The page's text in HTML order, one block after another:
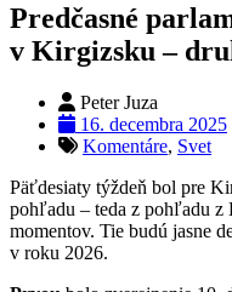
Predčasné
v Kirgizsku –
Peter Juza
16. decembra 2025
Komentáre, Svet
Päťdesiaty týždeň bol pre
pohľadu – teda z pohľadu z
momentov. Tie budú jasne
v roku 2026.